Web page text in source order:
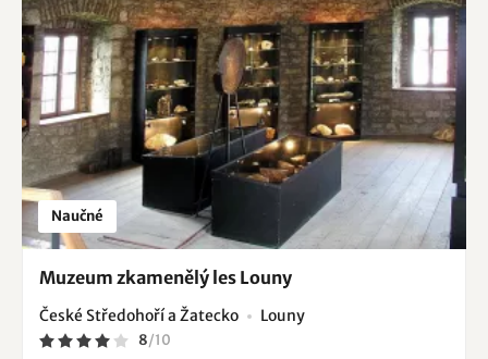
Naučné
Muzeum zkamenělý les Louny
České Středohoří a Žatecko Louny
8/10